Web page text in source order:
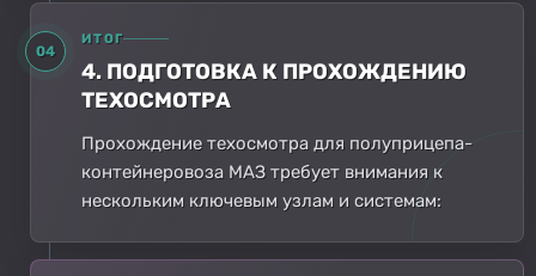
04
ИТОГ
4. ПОДГОТОВКА К ПРОХОЖДЕНИЮ
ТЕХОСМОТРА
Прохождение техосмотра для полуприцепа-
контейнеровоза МАЗ требует внимания к
нескольким ключевым узлам и системам: